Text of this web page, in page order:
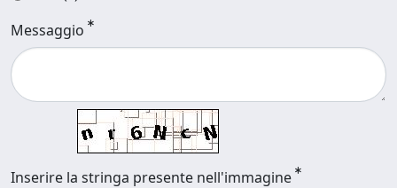
Messaggio
Inserire la stringa presente nell'immagine